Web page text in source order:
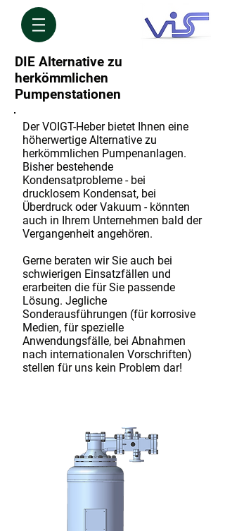
DIE Alternative zu
herkömmlichen
Pumpenstationen
Der VOIGT-Heber bietet Ihnen eine
höherwertige Alternative zu
herkömmlichen Pumpenanlagen.
Bisher bestehende
Kondensatprobleme - bei
drucklosem Kondensat, bei
Überdruck oder Vakuum - könnten
auch in Ihrem Unternehmen bald der
Vergangenheit angehören.
Gerne beraten wir Sie auch bei
schwierigen Einsatzfällen und
erarbeiten die für Sie passende
Lösung. Jegliche
Sonderausführungen (für korrosive
Medien, für spezielle
Anwendungsfälle, bei Abnahmen
nach internationalen Vorschriften)
stellen für uns kein Problem dar!